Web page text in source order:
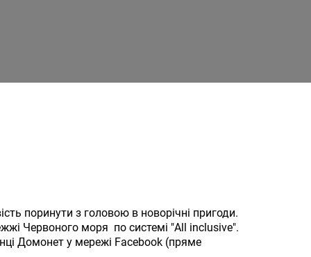
поринути з головою в новорічні пригоди.
Червоного моря по системі "All inclusive".
Домонет у мережі Facebook (пряме